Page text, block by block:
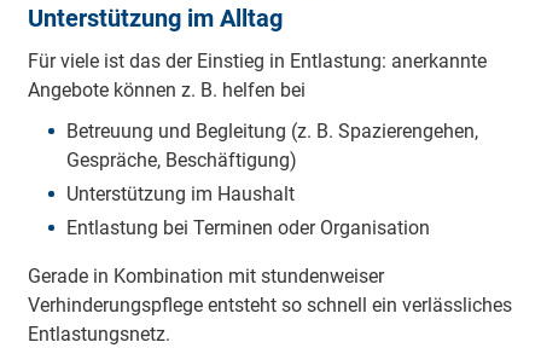
Unterstützung im Alltag
Für viele ist das der Einstieg in Entlastung: anerkannte
Angebote können z. B. helfen bei
Betreuung und Begleitung (z. B. Spazierengehen,
Gespräche, Beschäftigung)
Unterstützung im Haushalt
Entlastung bei Terminen oder Organisation
Gerade in Kombination mit stundenweiser
Verhinderungspflege entsteht so schnell ein verlässliches
Entlastungsnetz.